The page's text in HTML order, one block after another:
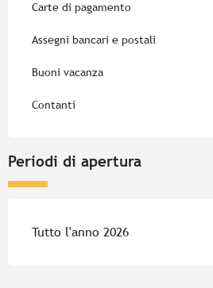
Carte di pagamento
Assegni bancari e postali
Buoni vacanza
Contanti
Periodi di apertura
Tutto l'anno 2026